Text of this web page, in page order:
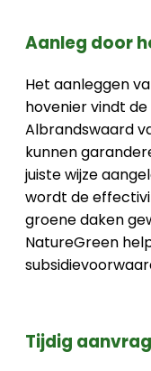
Aanleg door
Het aanleggen
hovenier vindt
Albrandswaard
kunnen
juiste wijze
wordt de
groene daken
NatureGreen
Tijdig